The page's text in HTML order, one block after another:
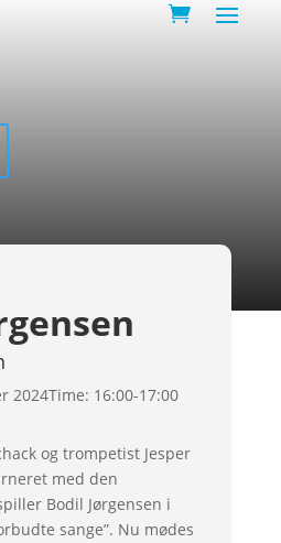
2024Time: 16:00-17:00
og trompetist Jesper
med den
Bodil Jørgensen i
sange”. Nu mødes